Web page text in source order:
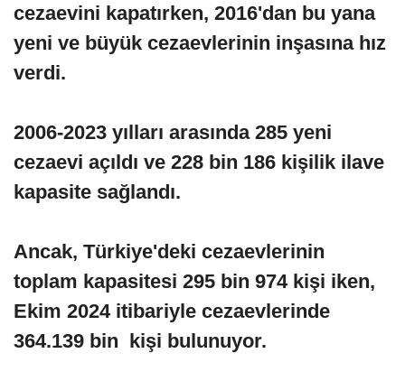
cezaevini kapatırken, 2016'dan bu yana
yeni ve büyük cezaevlerinin inşasına hız
verdi.
2006-2023 yılları arasında 285 yeni
cezaevi açıldı ve 228 bin 186 kişilik ilave
kapasite sağlandı.
Ancak, Türkiye'deki cezaevlerinin
toplam kapasitesi 295 bin 974 kişi iken,
Ekim 2024 itibariyle cezaevlerinde
364.139 bin kişi bulunuyor.